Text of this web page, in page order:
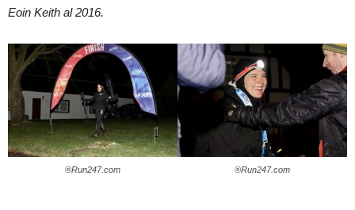
Eoin Keith al 2016.
®Run247.com ®Run247.com